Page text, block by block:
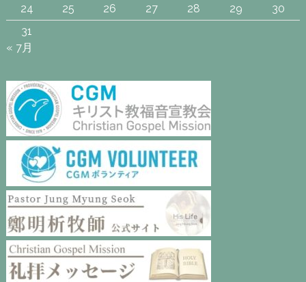
24
25 26 27 28 29
30
31
« 7月